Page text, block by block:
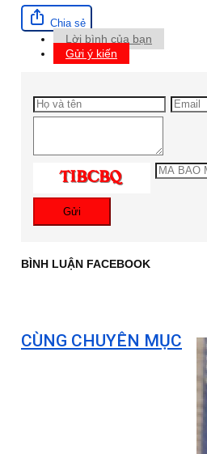
Chia sẻ
Lời bình của bạn
Gửi ý kiến
Gửi
BÌNH LUẬN FACEBOOK
CÙNG CHUYÊN MỤC